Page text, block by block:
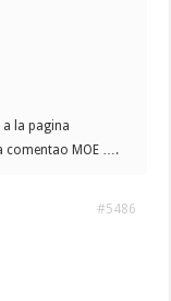
a la pagina
comentao MOE ….
#5486